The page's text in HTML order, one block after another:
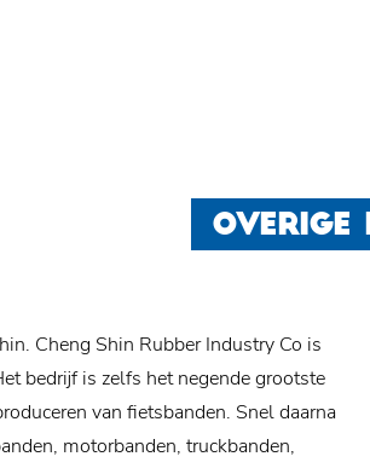
OVERIGE
Cheng Shin Rubber Industry Co is
bedrijf is zelfs het negende grootste
van fietsbanden. Snel daarna
motorbanden, truckbanden,